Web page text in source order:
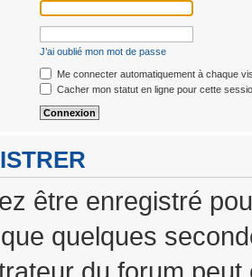
J’ai oublié mon mot de passe
Me connecter automatiquement à chaque
Cacher mon statut en ligne pour cette
être enregistré
quelques
du forum